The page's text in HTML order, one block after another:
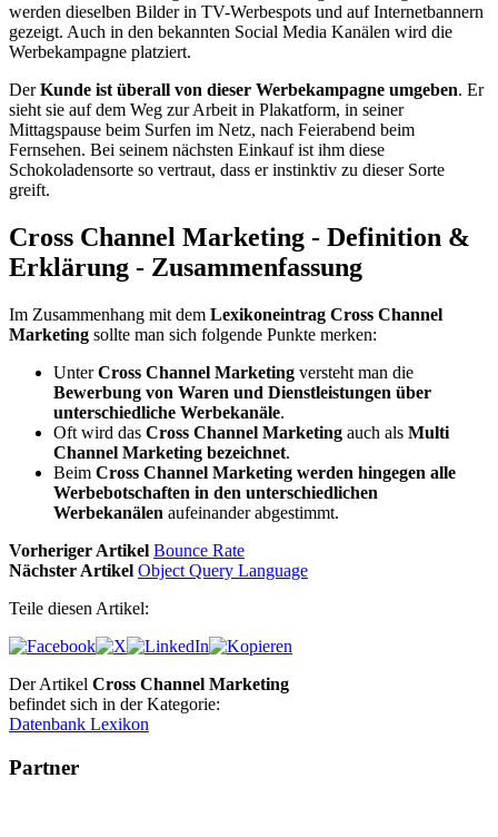
werden dieselben Bilder in TV-Werbespots und auf Internetbannern
gezeigt. Auch in den bekannten Social Media Kanälen wird die
Werbekampagne platziert.
DerKunde ist überall von dieser Werbekampagne umgeben. Er
sieht sie auf dem Weg zur Arbeit in Plakatform, in seiner
Mittagspause beim Surfen im Netz, nach Feierabend beim
Fernsehen. Bei seinem nächsten Einkauf ist ihm diese
Schokoladensorte so vertraut, dass er instinktiv zu dieser Sorte
greift.
Cross Channel Marketing - Definition &
Erklärung - Zusammenfassung
Im Zusammenhang mit dem Lexikoneintrag Cross Channel
Marketing sollte man sich folgende Punkte merken:
UnterCross Channel Marketing versteht man die
Bewerbung von Waren und Dienstleistungen über
unterschiedliche Werbekanäle.
Oft wird das Cross Channel Marketing auch als Multi
Channel Marketing bezeichnet.
Beim Cross Channel Marketing werden hingegen alle
Werbebotschaften in den unterschiedlichen
Werbekanälen aufeinander abgestimmt.
Vorheriger Artikel Bounce Rate
Nächster Artikel Object Query Language
Teile diesen Artikel:
Der Artikel Cross Channel Marketing
befindet sich in der Kategorie:
Datenbank Lexikon
Partner